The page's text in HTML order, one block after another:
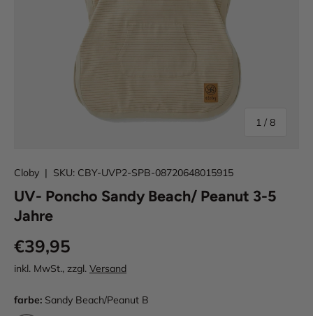
1 / von
8
Cloby | SKU: CBY-UVP2-SPB-08720648015915
UV- Poncho Sandy Beach/ Peanut 3-5
Jahre
€39,95
inkl. MwSt., zzgl. Versand
farbe: Sandy Beach/Peanut B